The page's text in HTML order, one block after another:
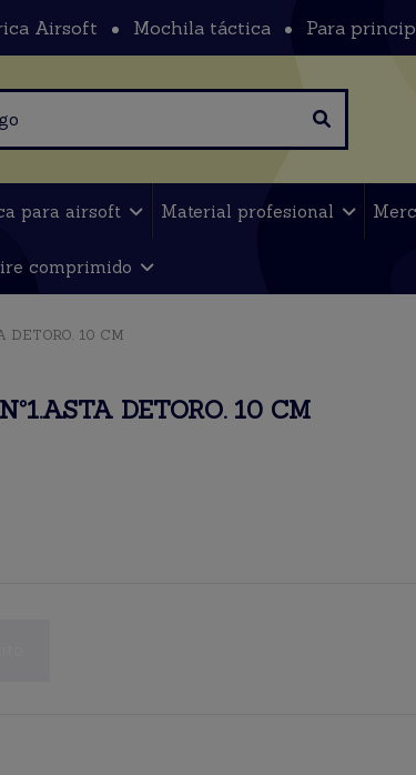
Airsoft Mochila táctica Para
para airsoft Material profesional
comprimido
DETORO. 10 CM
DETORO. 10 CM